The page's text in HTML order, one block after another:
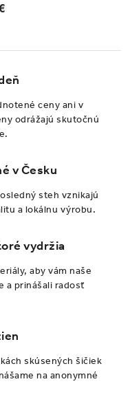
ceny ani v
odrážajú skutočnú
v Česku
steh vznikajú
a lokálnu výrobu.
vydržia
aby vám naše
a prinášali radosť
skúsených šičiek
na anonymné